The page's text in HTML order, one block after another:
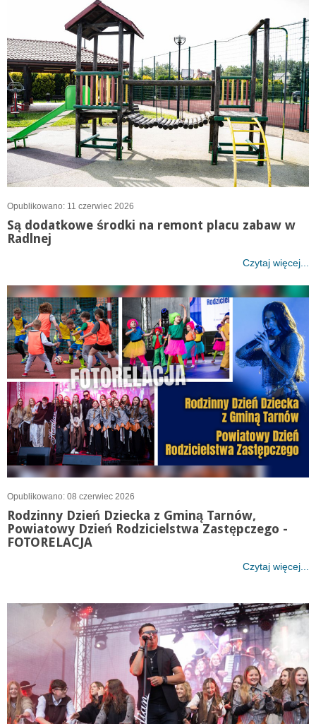
Opublikowano: 11 czerwiec 2026
Są dodatkowe środki na remont placu zabaw w
Radlnej
Czytaj więcej...
Opublikowano: 08 czerwiec 2026
Rodzinny Dzień Dziecka z Gminą Tarnów,
Powiatowy Dzień Rodzicielstwa Zastępczego -
FOTORELACJA
Czytaj więcej...